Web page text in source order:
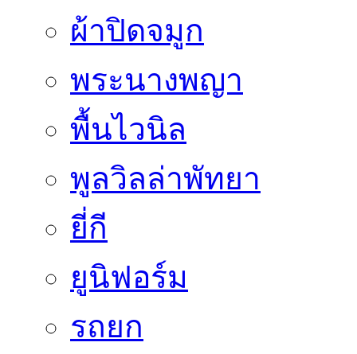
ผ้าปิดจมูก
พระนางพญา
พื้นไวนิล
พูลวิลล่าพัทยา
ยี่กี
ยูนิฟอร์ม
รถยก